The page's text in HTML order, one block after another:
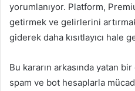
yorumlanıyor. Platform,
getirmek ve gelirlerini
giderek daha kısıtlayıcı hale
Bu kararın arkasında yatan
spam ve bot hesaplarla